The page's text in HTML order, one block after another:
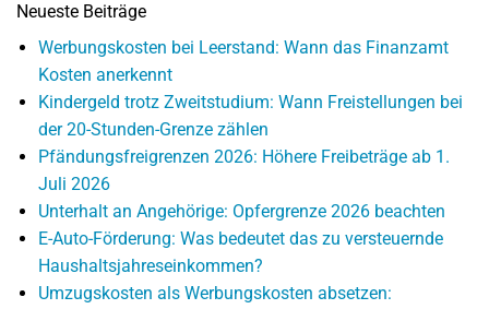
Neueste Beiträge
Werbungskosten bei Leerstand: Wann das Finanzamt
Kosten anerkennt
Kindergeld trotz Zweitstudium: Wann Freistellungen bei
der 20-Stunden-Grenze zählen
Pfändungsfreigrenzen 2026: Höhere Freibeträge ab 1.
Juli 2026
Unterhalt an Angehörige: Opfergrenze 2026 beachten
E-Auto-Förderung: Was bedeutet das zu versteuernde
Haushaltsjahreseinkommen?
Umzugskosten als Werbungskosten absetzen: